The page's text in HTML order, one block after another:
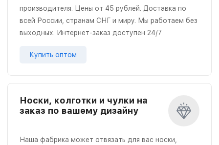
производителя. Цены от 45 рублей. Доставка по
всей России, странам СНГ и миру. Мы работаем без
выходных. Интернет-заказ доступен 24/7
Купить оптом
Носки, колготки и чулки на
заказ по вашему дизайну
Наша фабрика может отвязать для вас носки,